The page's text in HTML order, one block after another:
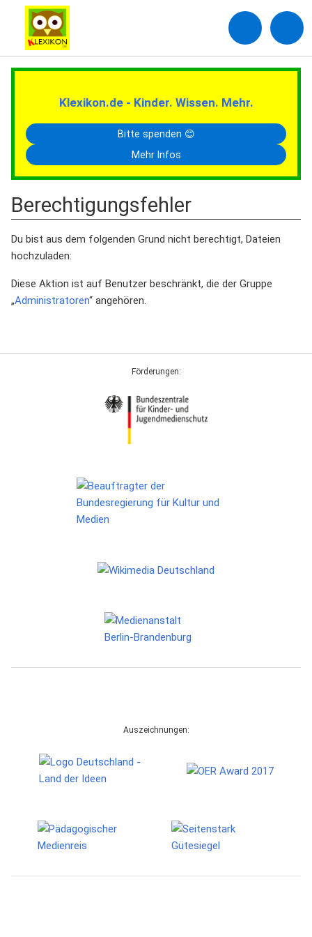
Klexikon.de - Kinder. Wissen. Mehr.
Bitte spenden 😊
Mehr Infos
Berechtigungsfehler
Du bist aus dem folgenden Grund nicht berechtigt, Dateien
hochzuladen:
Diese Aktion ist auf Benutzer beschränkt, die der Gruppe
„Administratoren“ angehören.
Förderungen:
Auszeichnungen: